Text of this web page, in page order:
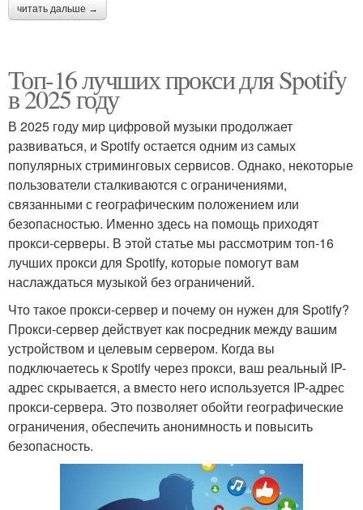
читать дальше →
Топ-16 лучших прокси для Spotify
в 2025 году
В 2025 году мир цифровой музыки продолжает
развиваться, и Spotify остается одним из самых
популярных стриминговых сервисов. Однако, некоторые
пользователи сталкиваются с ограничениями,
связанными с географическим положением или
безопасностью. Именно здесь на помощь приходят
прокси-серверы. В этой статье мы рассмотрим топ-16
лучших прокси для Spotify, которые помогут вам
наслаждаться музыкой без ограничений.
Что такое прокси-сервер и почему он нужен для Spotify?
Прокси-сервер действует как посредник между вашим
устройством и целевым сервером. Когда вы
подключаетесь к Spotify через прокси, ваш реальный IP-
адрес скрывается, а вместо него используется IP-адрес
прокси-сервера. Это позволяет обойти географические
ограничения, обеспечить анонимность и повысить
безопасность.